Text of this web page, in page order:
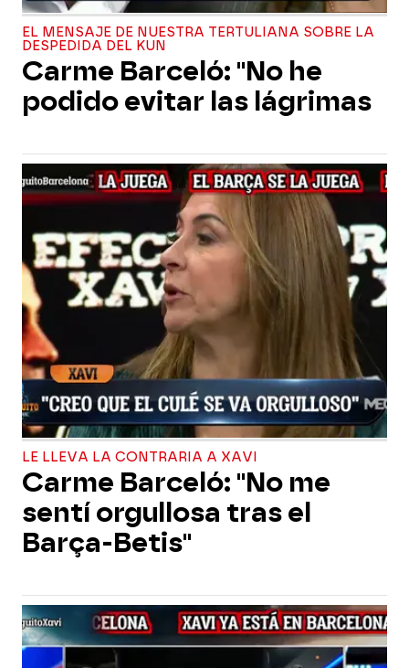
EL MENSAJE DE NUESTRA TERTULIANA SOBRE LA
DESPEDIDA DEL KUN
Carme Barceló: "No he
podido evitar las lágrimas
LE LLEVA LA CONTRARIA A XAVI
Carme Barceló: "No me
sentí orgullosa tras el
Barça-Betis"